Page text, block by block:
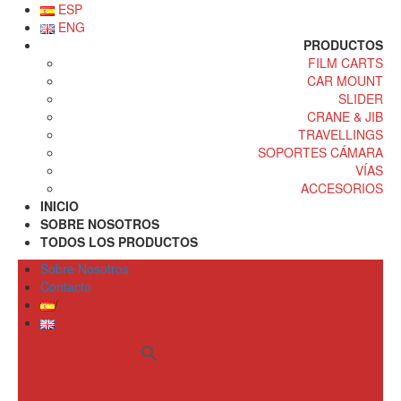
ESP
ENG
PRODUCTOS
FILM CARTS
CAR MOUNT
SLIDER
CRANE & JIB
TRAVELLINGS
SOPORTES CÁMARA
VÍAS
ACCESORIOS
INICIO
SOBRE NOSOTROS
TODOS LOS PRODUCTOS
Sobre Nosotros
Contacto